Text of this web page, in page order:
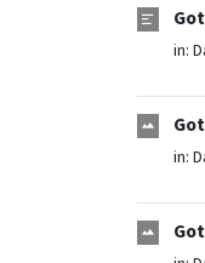
in:
in: